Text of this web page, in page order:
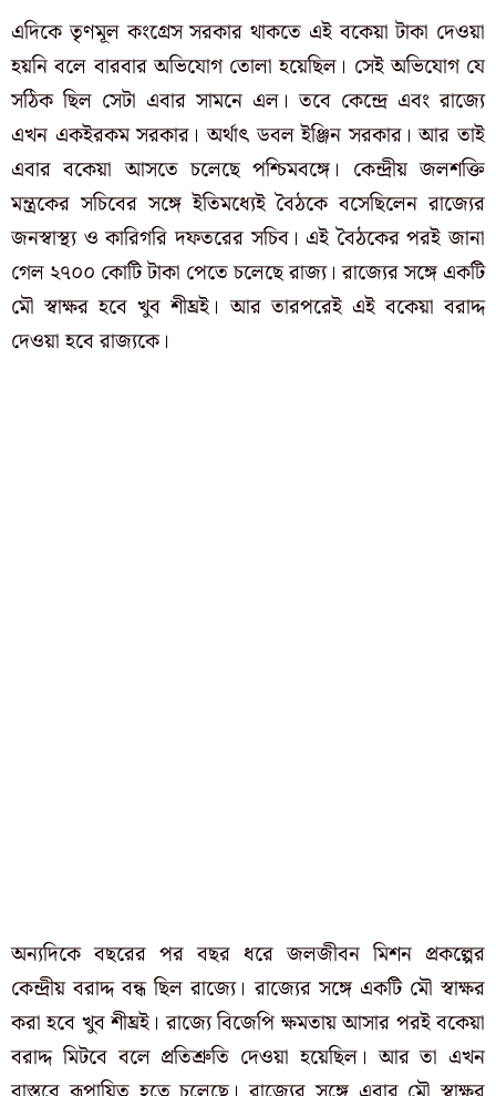
এদিকে তৃণমূল কংগ্রেস সরকার থাকতে এই বকেয়া টাকা দেওয়া
হয়নি বলে বারবার অভিযোগ তোলা হয়েছিল। সেই অভিযোগ যে
সঠিক ছিল সেটা এবার সামনে এল। তবে কেন্দ্রে এবং রাজ্যে
এখন একইরকম সরকার। অর্থাৎ ডবল ইঞ্জিন সরকার। আর তাই
এবার বকেয়া আসতে চলেছে পশ্চিমবঙ্গে। কেন্দ্রীয় জলশক্তি
মন্ত্রকের সচিবের সঙ্গে ইতিমধ্যেই বৈঠকে বসেছিলেন রাজ্যের
জনস্বাস্থ্য ও কারিগরি দফতরের সচিব। এই বৈঠকের পরই জানা
গেল ২৭০০ কোটি টাকা পেতে চলেছে রাজ্য। রাজ্যের সঙ্গে একটি
মৌ স্বাক্ষর হবে খুব শীঘ্রই। আর তারপরেই এই বকেয়া বরাদ্দ
দেওয়া হবে রাজ্যকে।
অন্যদিকে বছরের পর বছর ধরে জলজীবন মিশন প্রকল্পের
কেন্দ্রীয় বরাদ্দ বন্ধ ছিল রাজ্যে। রাজ্যের সঙ্গে একটি মৌ স্বাক্ষর
করা হবে খুব শীঘ্রই। রাজ্যে বিজেপি ক্ষমতায় আসার পরই বকেয়া
বরাদ্দ মিটবে বলে প্রতিশ্রুতি দেওয়া হয়েছিল। আর তা এখন